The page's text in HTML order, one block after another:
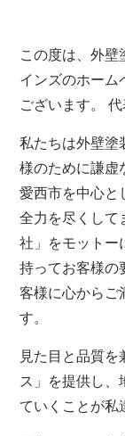
この度は、外壁
インズのホーム
ございます。
私たちは外壁塗
様のために謙虚
愛西市を中心と
全力を尽くして
社」をモットー
持ってお客様の
客様に心からご
す。
見た目と品質
ス」を提供し、
ていくことが私